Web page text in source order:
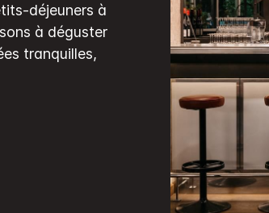
déjeuners à
à déguster
tranquilles,